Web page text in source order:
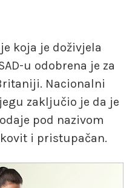
koja je doživjela
u odobrena je za
Nacionalni
zaključio je da je
pod nazivom
i pristupačan.